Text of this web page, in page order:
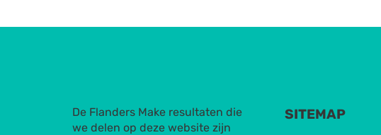
De Flanders Make resultaten die
we delen op deze website zijn
SITEMAP